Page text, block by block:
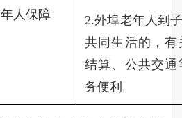
年人保障
2.外埠老年人到
共同生活的，
结算、公共交
务便利。